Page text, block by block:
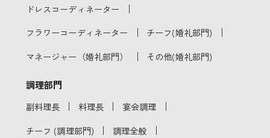
ドレスコーディネーター ｜
フラワーコーディネーター ｜ チーフ(婚礼部門) ｜
マネージャー（婚礼部門） ｜ その他(婚礼部門)
調理部門
副料理長 ｜ 料理長 ｜ 宴会調理 ｜
チーフ (調理部門) ｜ 調理全般 ｜